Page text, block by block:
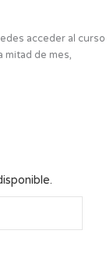
acceder al curso
mitad de mes,